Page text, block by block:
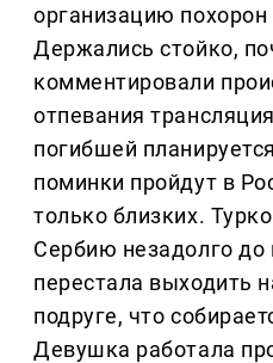
организацию похорон
Держались стойко,
комментировали
отпевания
погибшей
поминки пройдут в
только близких.
Сербию незадолго до
перестала выходить
подруге, что
Девушка работала